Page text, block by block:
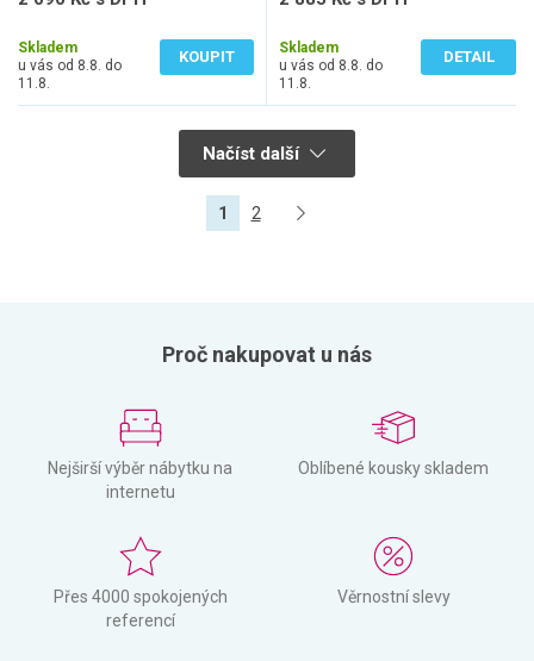
Skladem
u vás od 8.8. do
11.8.
KOUPIT
Skladem
u vás od 8.8. do
11.8.
DETAIL
Načíst další
1 2
Proč nakupovat u nás
Nejširší výběr nábytku na
internetu
Oblíbené kousky skladem
Přes 4000 spokojených
referencí
Věrnostní slevy